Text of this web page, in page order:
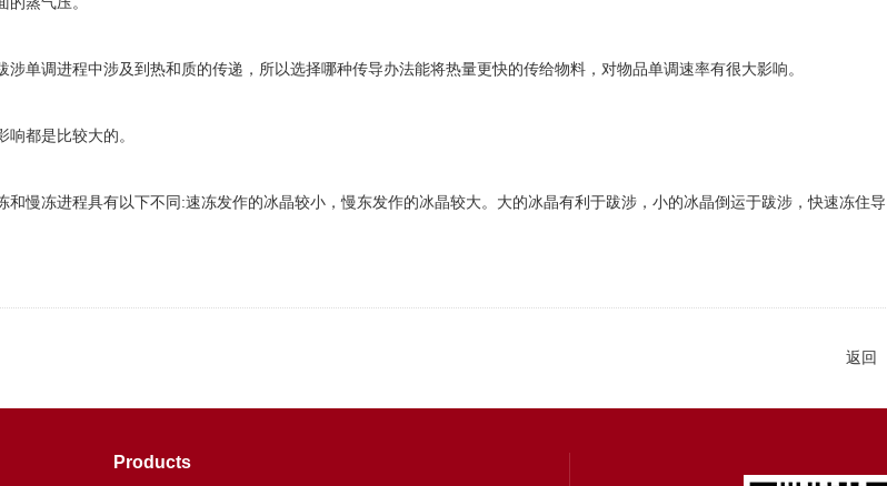
调进程中涉及到热和质的传递，所以选择哪种传导办法能将热量更快的传给物料，对物品单调速率有很大影响。
都是比较大的。
冻进程具有以下不同:速冻发作的冰晶较小，慢东发作的冰晶较大。大的冰晶有利于跋涉，小的冰晶倒运于跋涉，快速冻住导
返回
Products